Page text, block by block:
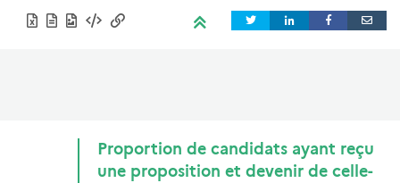
Proportion de candidats ayant reçu
une proposition et devenir de celle-